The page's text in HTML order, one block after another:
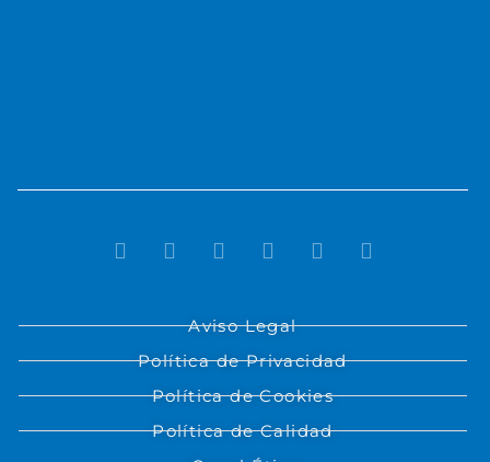
Aviso Legal
Política de Privacidad
Política de Cookies
Política de Calidad